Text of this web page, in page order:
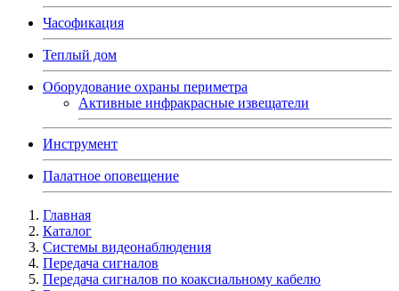
Часофикация
Теплый дом
Оборудование охраны периметра
Активные инфракрасные извещатели
Инструмент
Палатное оповещение
Главная
Каталог
Системы видеонаблюдения
Передача сигналов
Передача сигналов по коаксиальному кабелю